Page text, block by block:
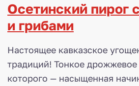
Осетинский пирог
и грибами
Настоящее кавказское
традиций! Тонкое дрожжевое
которого — насыщенная